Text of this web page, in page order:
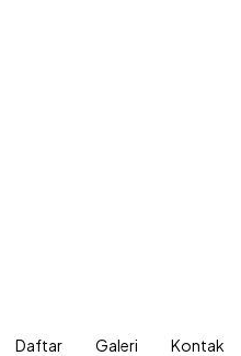
Daftar Galeri Kontak